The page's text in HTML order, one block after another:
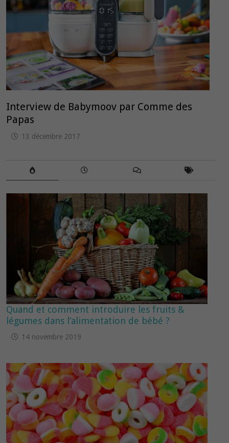
Interview de Babymoov par Comme des
Papas
13 décembre 2017
Quand et comment introduire les fruits &
légumes dans l’alimentation de bébé ?
14 novembre 2019